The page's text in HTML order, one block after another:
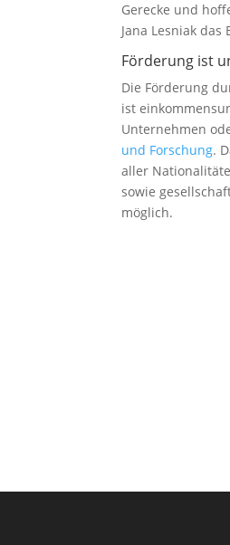
Gerecke und
Jana Lesniak das
Förderung ist
Die Förderung
ist
Unternehmen
und Forschung.
aller
sowie
möglich.